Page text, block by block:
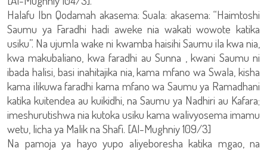
Halafu Ibn Qodamah akasema: Suala: akasema: “Haimtoshi
Saumu ya Faradhi hadi aweke nia wakati wowote katika
usiku”. Na ujumla wake ni kwamba haisihi Saumu ila kwa nia,
kwa makubaliano, kwa faradhi au Sunna , kwani Saumu ni
ibada halisi, basi inahitajika nia, kama mfano wa Swala, kisha
kama ilikuwa faradhi kama mfano wa Saumu ya Ramadhani
katika kuitendea au kuikidhi, na Saumu ya Nadhiri au Kafara;
imeshurutishwa nia kutoka usiku kama walivyosema imamu
wetu, licha ya Malik na Shafi. [Al-Mughniy 109/3]
Na pamoja ya hayo yupo aliyeboresha katika mgao, na